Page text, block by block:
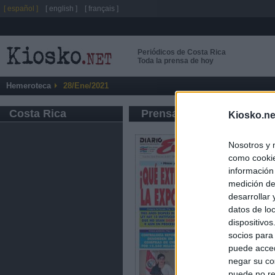
Nosotros y
como
medición
desarrollar
datos de
socios
puede
negar su
Periódicos de Costa Rica
Toda la prensa de hoy
Hemeroteca 28/Ene/2021
Costa Rica Prensa de Información
[ español ] [ english ] [ français ]